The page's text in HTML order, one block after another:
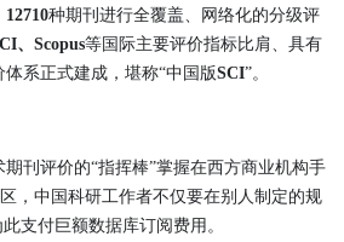
12710种期刊进行全覆盖、网络化的分级评
、Scopus等国际主要评价指标比肩、具有
系正式建成，堪称“中国版SCI”。
评价的“指挥棒”掌握在西方商业机构手
，中国科研工作者不仅要在别人制定的规
支付巨额数据库订阅费用。